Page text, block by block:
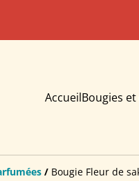
AccueilBougies
/ Bougie Fleur de